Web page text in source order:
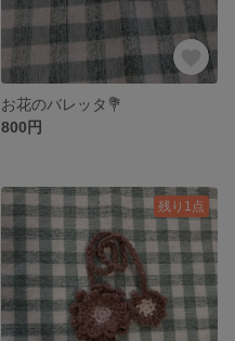
お花のバレッタ💐
800円
残り1点